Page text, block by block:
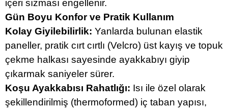
içeri sızması engellenir.
Gün Boyu Konfor ve Pratik Kullanım
Kolay Giyilebilirlik: Yanlarda bulunan elastik
paneller, pratik cırt cırtlı (Velcro) üst kayış ve topuk
çekme halkası sayesinde ayakkabıyı giyip
çıkarmak saniyeler sürer.
Koşu Ayakkabısı Rahatlığı: Isı ile özel olarak
şekillendirilmiş (thermoformed) iç taban yapısı,